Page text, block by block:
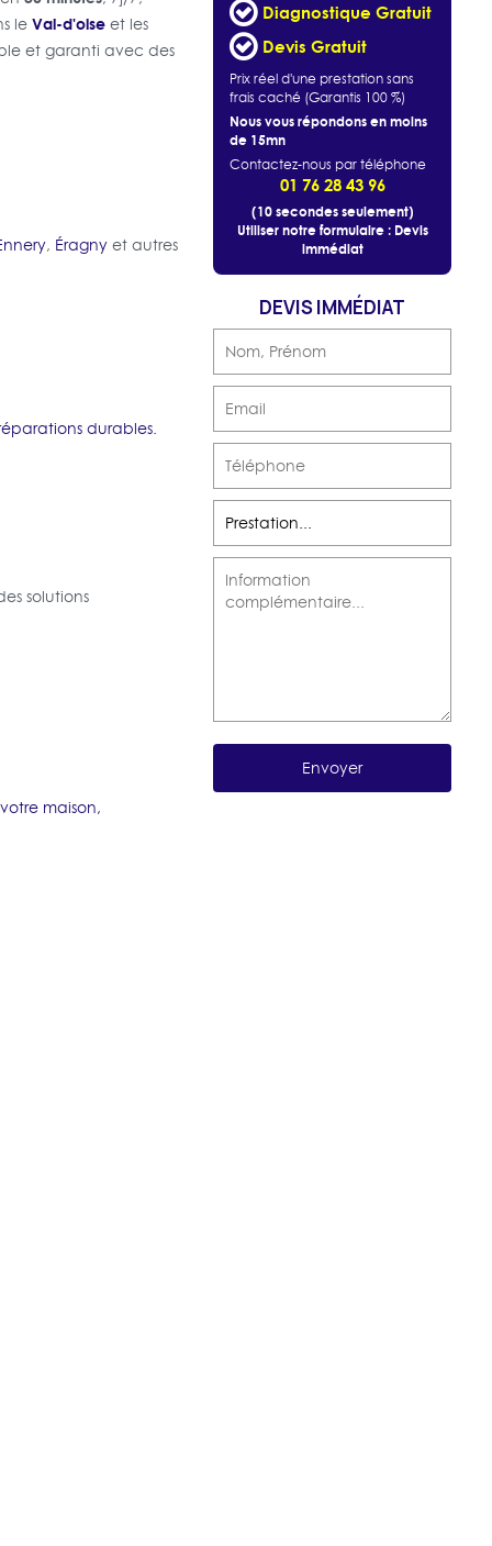
le Val-d'oiseet les
et garanti avec des
, Éragnyet autres
durables.
solutions
maison,
Diagnostique Gratuit
Devis Gratuit
Prix réel d'une prestation sans
frais caché (Garantis 100 %)
Nous vous répondons en moins
de 15mn
Contactez-nous par téléphone
01 76 28 43 96
(10 secondes seulement)
Utiliser notre formulaire : Devis
immédiat
DEVIS IMMÉDIAT